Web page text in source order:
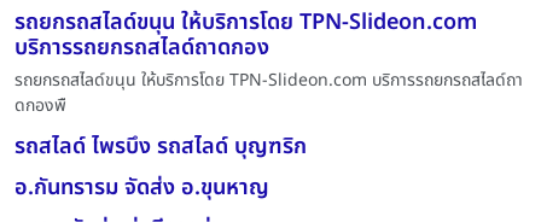
รถยกรถสไลด์ขนุน ให้บริการโดย TPN-Slideon.com
บริการรถยกรถสไลด์ถาดกอง
รถยกรถสไลด์ขนุน ให้บริการโดย TPN-Slideon.com บริการรถยกรถสไลด์ถา
ดกองพื
รถสไลด์ ไพรบึง รถสไลด์ บุญฑริก
อ.กันทรารม จัดส่ง อ.ขุนหาญ